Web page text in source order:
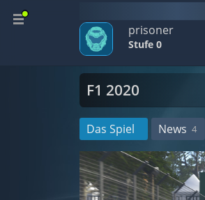
prisoner
Stufe 0
F1 2020
Das Spiel News 4